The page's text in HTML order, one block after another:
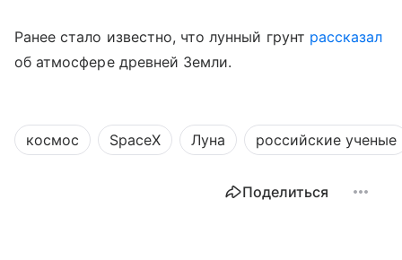
Ранее стало известно, что лунный грунт рассказал
об атмосфере древней Земли.
космос SpaceX Луна российские ученые
Поделиться